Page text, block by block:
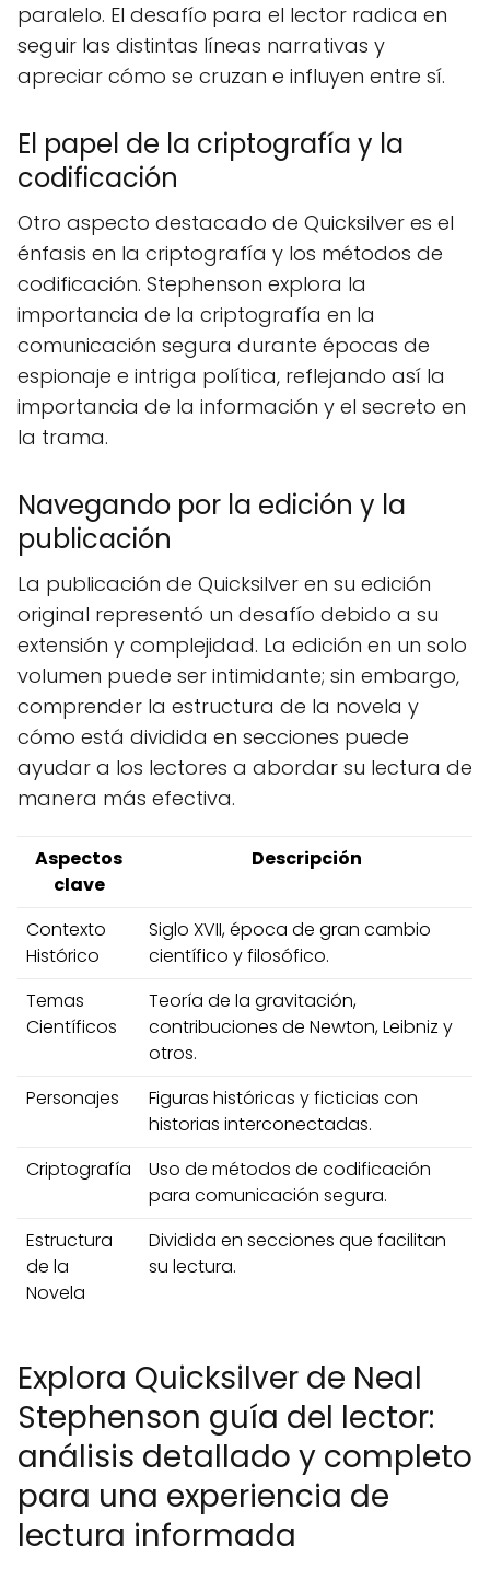
paralelo. El desafío para el lector radica en
seguir las distintas líneas narrativas y
apreciar cómo se cruzan e influyen entre sí.
El papel de la criptografía y la
codificación
Otro aspecto destacado de Quicksilver es el
énfasis en la criptografía y los métodos de
codificación. Stephenson explora la
importancia de la criptografía en la
comunicación segura durante épocas de
espionaje e intriga política, reflejando así la
importancia de la información y el secreto en
la trama.
Navegando por la edición y la
publicación
La publicación de Quicksilver en su edición
original representó un desafío debido a su
extensión y complejidad. La edición en un solo
volumen puede ser intimidante; sin embargo,
comprender la estructura de la novela y
cómo está dividida en secciones puede
ayudar a los lectores a abordar su lectura de
manera más efectiva.
Aspectos
clave
Descripción
Contexto
Histórico
Siglo XVII, época de gran cambio
científico y filosófico.
Temas
Científicos
Teoría de la gravitación,
contribuciones de Newton, Leibniz y
otros.
Personajes
Figuras históricas y ficticias con
historias interconectadas.
Criptografía
Uso de métodos de codificación
para comunicación segura.
Estructura
de la
Novela
Dividida en secciones que facilitan
su lectura.
Explora Quicksilver de Neal
Stephenson guía del lector:
análisis detallado y completo
para una experiencia de
lectura informada